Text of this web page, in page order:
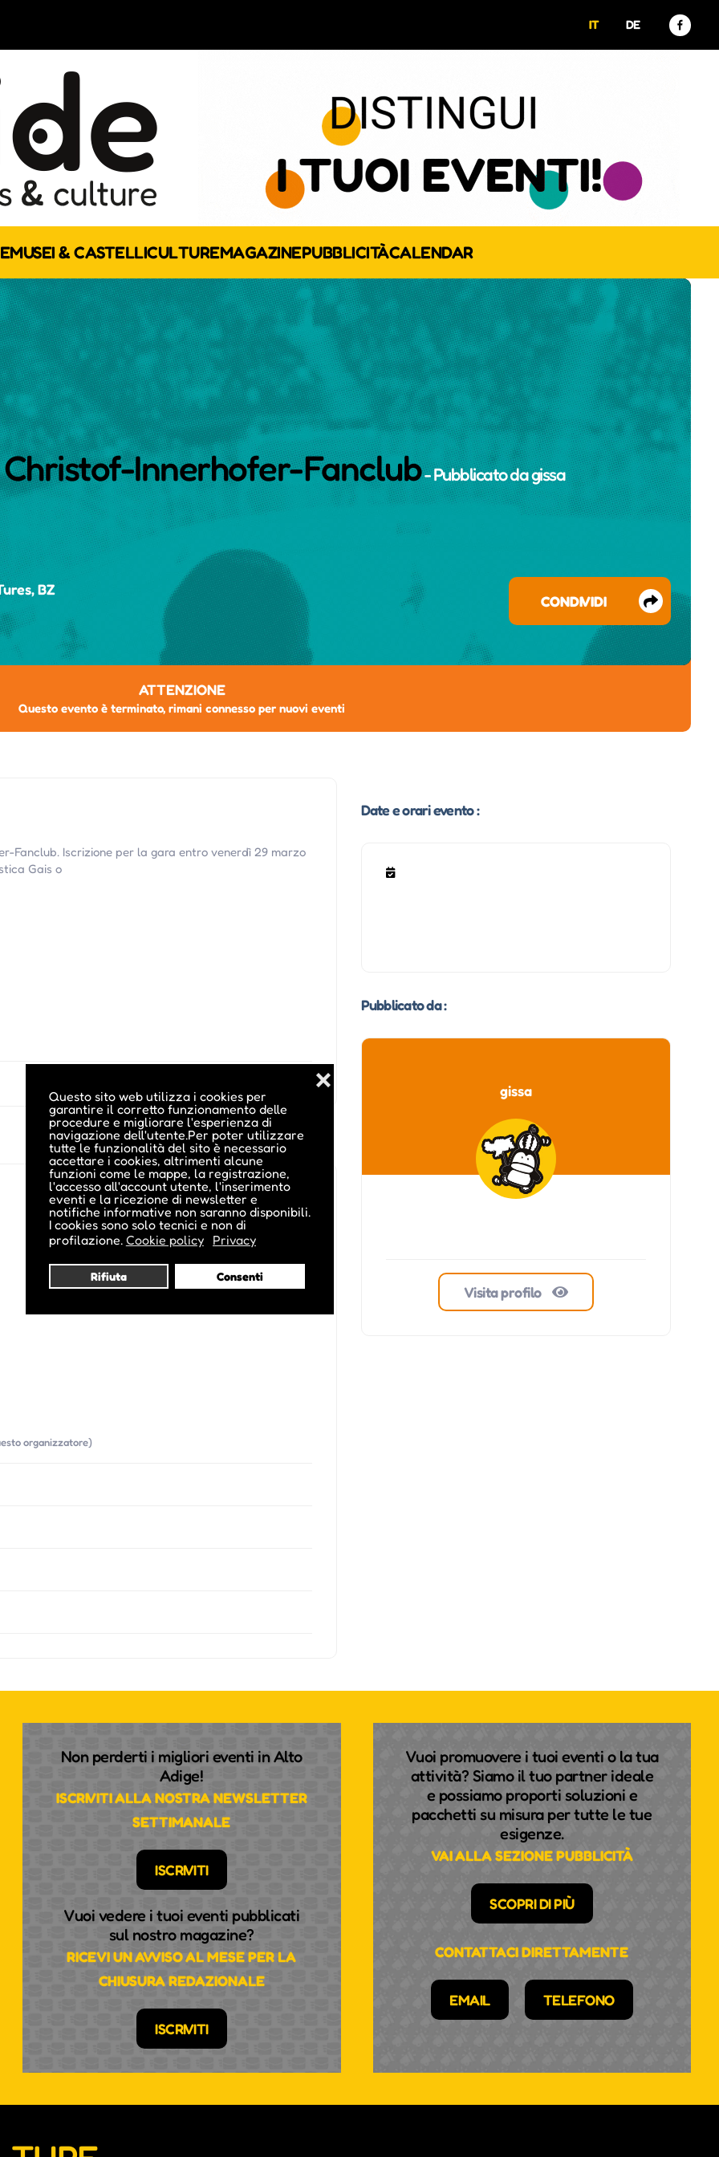
Questo sito web utilizza i cookies per
garantire il corretto funzionamento delle
procedure e migliorare l'esperienza di
navigazione dell'utente.Per poter utilizzare
tutte le funzionalità del sito è necessario
accettare i cookies, altrimenti alcune
funzioni come le mappe, la registrazione,
l'accesso all'account utente, l'inserimento
eventi e la ricezione di newsletter e
notifiche informative non saranno disponibili.
I cookies sono solo tecnici e non di
profilazione. Cookie policy Privacy
Rifiuta Consenti
❌
IT DE
MUSEI & CASTELLICULTUREMAGAZINEPUBBLICITÀCALENDAR
Christof-Innerhofer-Fanclub- Pubblicato dagissa
BZ
CONDIVIDI
ATTENZIONE
Questo evento è terminato, rimani connesso per nuovi eventi
Fanclub. Iscrizione per la gara entro venerdì 29 marzo
Gais o
organizzatore)
Date e orari evento :
Pubblicato da :
gissa
Visita profilo
Non perderti i migliori eventi in Alto
Adige!
ISCRIVITI ALLA NOSTRA NEWSLETTER
SETTIMANALE
ISCRIVITI
Vuoi vedere i tuoi eventi pubblicati
sul nostro magazine?
RICEVI UN AVVISO AL MESE PER LA
CHIUSURA REDAZIONALE
ISCRIVITI
Vuoi promuovere i tuoi eventi o la tua
attività? Siamo il tuo partner ideale
e possiamo proporti soluzioni e
pacchetti su misura per tutte le tue
esigenze.
VAI ALLA SEZIONE PUBBLICITÀ
SCOPRI DI PIÙ
CONTATTACI DIRETTAMENTE
EMAIL TELEFONO